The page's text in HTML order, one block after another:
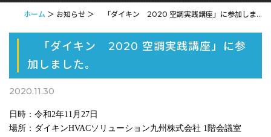
ホーム ＞ お知らせ ＞ 「ダイキン 2020 空調実践講座」に参加しま...
「ダイキン 2020 空調実践講座」に参
加しました。
2020.11.30
日時：令和2年11 月 27 日
場所：ダイキンHVACソリューション九州株式会社 1 階会議室